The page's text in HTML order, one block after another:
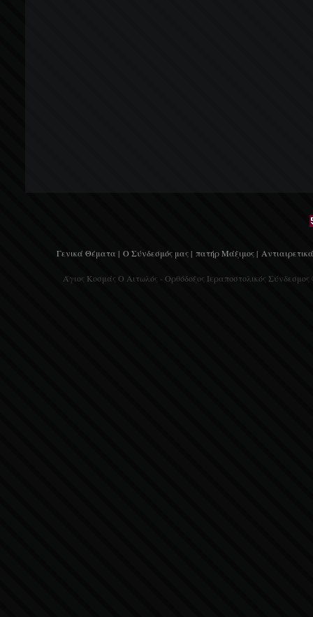
Γενικά Θέματα | Ο Σύνδεσμός μας | πατήρ Μάξιμος |
Άγιος Κοσμάς Ο Αιτωλός - Ορθόδοξος Ιεραποστολικός